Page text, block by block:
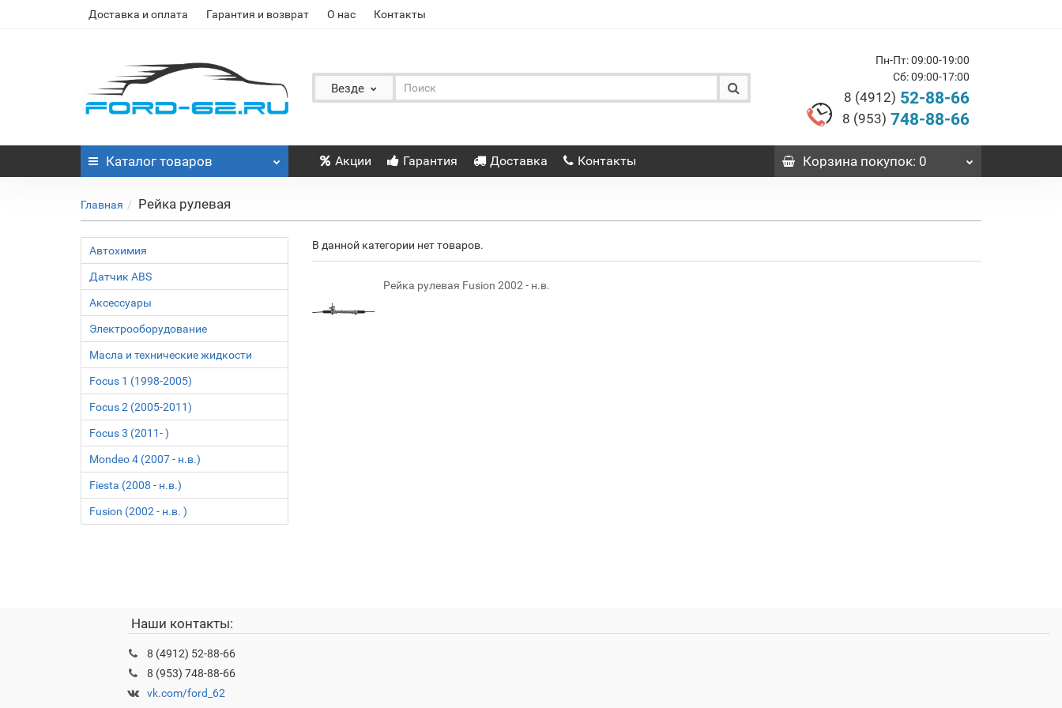
Доставка и оплата Гарантия и возврат О нас Контакты
Везде
Пн-Пт: 09:00-19:00
Сб: 09:00-17:00
8 (4912) 52-88-66
8 (953) 748-88-66
Каталог товаров Акции Гарантия Доставка Контакты Корзинапокупок: 0
Главная Рейка рулевая
Автохимия
Датчик ABS
Аксессуары
Электрооборудование
Масла и технические жидкости
Focus 1 (1998-2005)
Focus 2 (2005-2011)
Focus 3 (2011- )
Mondeo 4 (2007 - н.в.)
Fiesta (2008 - н.в.)
Fusion (2002 - н.в. )
В данной категории нет товаров.
Рейка рулевая Fusion 2002 - н.в.
Наши контакты:
8 (4912) 52-88-66
8 (953) 748-88-66
vk.com/ford_62